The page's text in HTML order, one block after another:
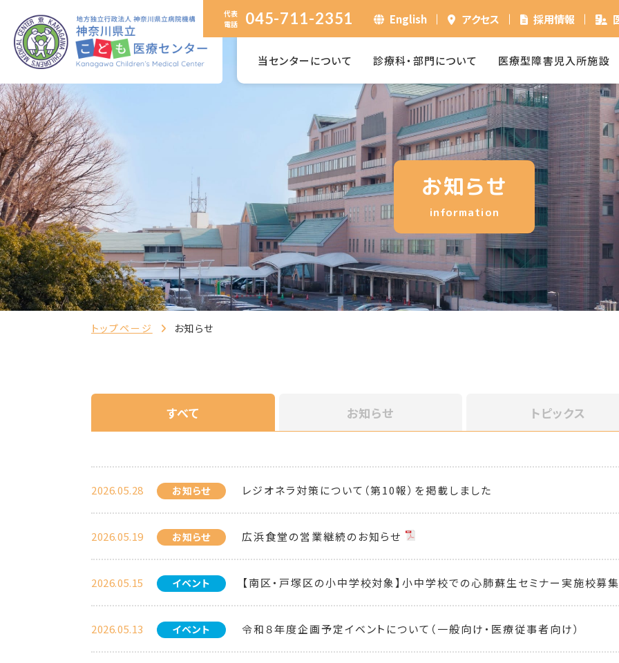
代表
電話
045-711-2351 English アクセス 採用情報
当センターについて 診療科・部門について 医療型障害児入所施設
お知らせ
information
トップページ お知らせ
すべて お知らせ トピックス
2026.05.28 お知らせ レジオネラ対策について（第10報）を掲載しました
2026.05.19 お知らせ 広浜食堂の営業継続のお知らせ
2026.05.15 イベント 【南区・戸塚区の小中学校対象】小中学校での心肺蘇生セミナー実施校募
2026.05.13 イベント 令和８年度企画予定イベントについて（一般向け・医療従事者向け）